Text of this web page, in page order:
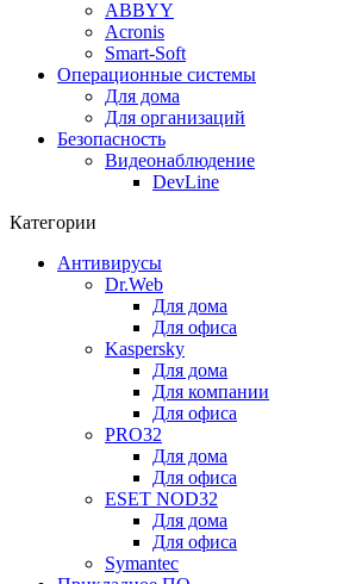
ABBYY
Acronis
Smart-Soft
Операционные системы
Для дома
Для организаций
Безопасность
Видеонаблюдение
DevLine
Категории
Антивирусы
Dr.Web
Для дома
Для офиса
Kaspersky
Для дома
Для компании
Для офиса
PRO32
Для дома
Для офиса
ESET NOD32
Для дома
Для офиса
Symantec